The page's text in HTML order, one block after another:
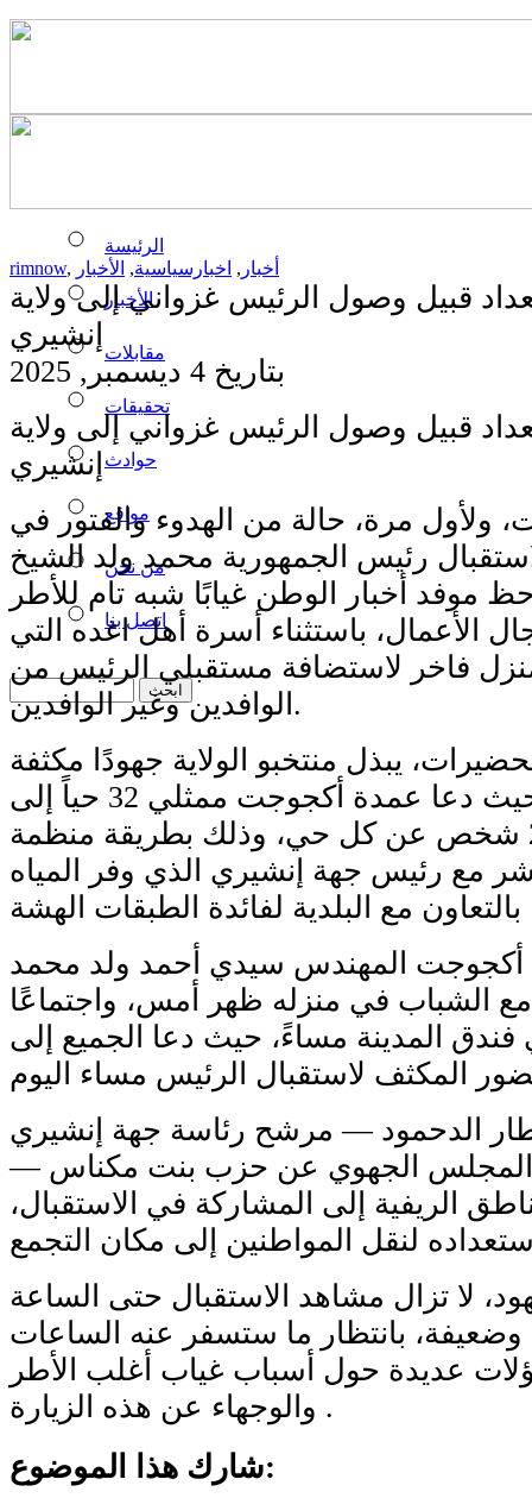
الرئيسة
الأخبار
مقابلات
تحقيقات
حوادث
مواقع
من نحن
اتصل بنا
rimnow, أخبار , اخبارسياسية, الأخبار
قبيل وصول الرئيس غزواني إلى ولاية
إنشيري
بتاريخ 4 ديسمبر, 2025
قبيل وصول الرئيس غزواني إلى ولاية
إنشيري
ولأول مرة، حالة من الهدوء والفتور في
رئيس الجمهورية محمد ولد الشيخ
موفد أخبار الوطن غيابًا شبه تام للأطر
الأعمال، باستثناء أسرة أهل اغده التي
فاخر لاستضافة مستقبلي الرئيس من
الوافدين وغير الوافدين.
يبذل منتخبو الولاية جهودًا مكثفة
لحشد الساكنة، حيث دعا عمدة أكجوجت ممثلي 32 حياً إلى
الحضور بواقع 200 شخص عن كل حي، وذلك بطريقة منظمة
مع رئيس جهة إنشيري الذي وفر المياه
أكجوجت المهندس سيدي أحمد ولد محمد
الشباب في منزله ظهر أمس، واجتماعًا
فندق المدينة مساءً، حيث دعا الجميع إلى
الدحمود — مرشح رئاسة جهة إنشيري
الجهوي عن حزب بنت مكناس —
الريفية إلى المشاركة في الاستقبال،
لا تزال مشاهد الاستقبال حتى الساعة
وضعيفة، بانتظار ما ستسفر عنه الساعات
عديدة حول أسباب غياب أغلب الأطر
والوجهاء عن هذه الزيارة .
شارك هذا الموضوع: